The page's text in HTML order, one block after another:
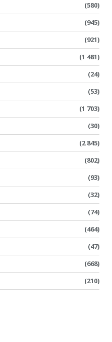
(580)
(945)
(921)
(1 481)
(24)
(53)
(1 703)
(30)
(2 845)
(802)
(93)
(32)
(74)
(464)
(47)
(668)
(210)